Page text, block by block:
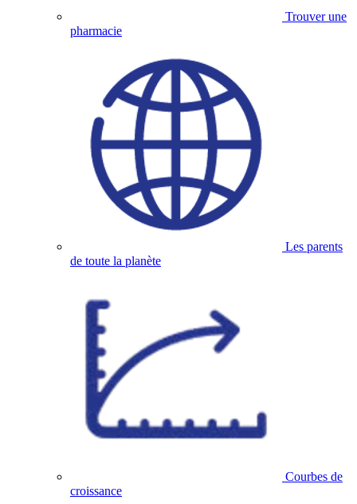
Trouver une
pharmacie
Les parents
de toute la planète
Courbes de
croissance